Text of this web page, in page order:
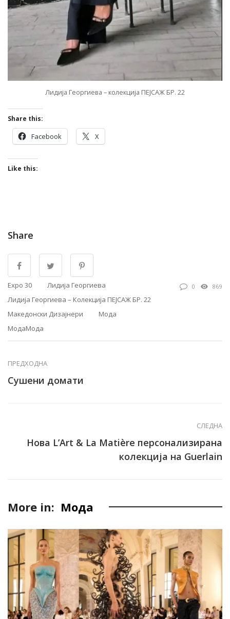
Лидија Георгиева – колекција ПЕЈСАЖ БР. 22
Share this:
Facebook X
Like this:
Share
Expo 30
Лидија Георгиева
Лидија Георгиева – Колекција ПЕЈСАЖ БР. 22
Македонски Дизајнери
Мода
МодаМода
0 869
ПРЕДХОДНА
Сушени домати
СЛЕДНА
Нова L’Art & La Matière персонализирана
колекција на Guerlain
More in: Мода